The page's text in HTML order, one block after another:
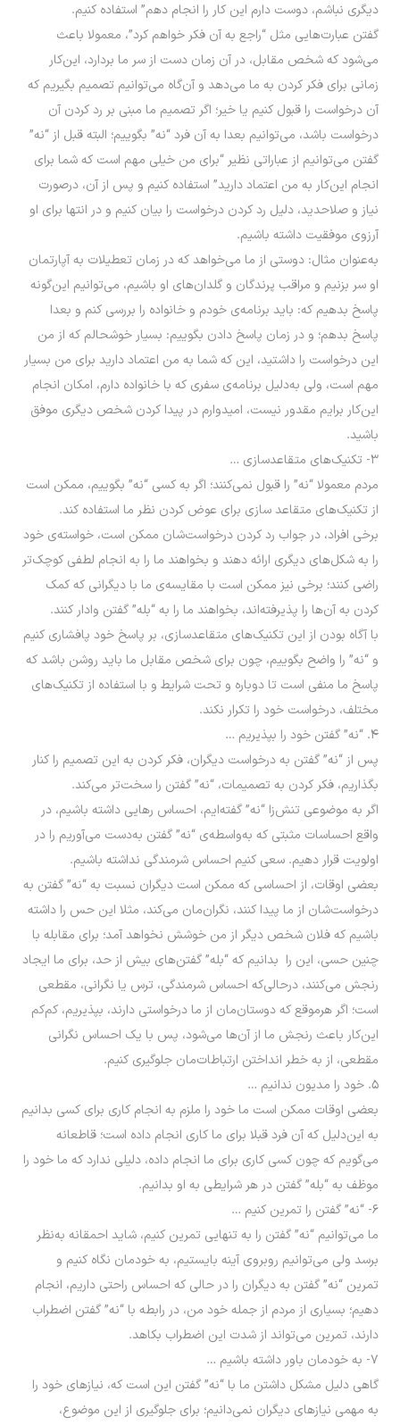
دیگری نباشم، دوست دارم این کار را انجام دهم” استفاده کنیم.
گفتن عبارت‌هایی مثل “راجع به آن فکر خواهم کرد”، معمولا باعث
می‌شود که شخص مقابل، در آن زمان دست از سر ما بردارد، این‌کار
زمانی برای فکر کردن به ما می‌دهد و آن‌گاه می‌توانیم تصمیم بگیریم که
آن درخواست را قبول کنیم یا خیر؛ اگر تصمیم ما مبنی بر رد کردن آن
درخواست باشد، می‌توانیم بعدا به آن فرد “نه” بگوییم؛ البته قبل از “نه”
گفتن می‌توانیم از عباراتی نظیر “برای من خیلی مهم است که شما برای
انجام این‌کار به من اعتماد دارید” استفاده کنیم و پس از آن، درصورت
نیاز و صلاحدید، دلیل رد کردن درخواست را بیان کنیم و در انتها برای او
آرزوی موفقیت داشته باشیم.
به‌عنوان مثال: دوستی از ما می‌خواهد که در زمان تعطیلات به آپارتمان
او سر بزنیم و مراقب پرندگان و گلدان‌های او باشیم، می‌توانیم این‌گونه
پاسخ بدهیم که: باید برنامه‌ی خودم و خانواده را بررسی کنم و بعدا
پاسخ بدهم؛ و در زمان پاسخ دادن بگوییم: بسیار خوشحالم که از من
این درخواست را داشتید، این که شما به من اعتماد دارید برای من بسیار
مهم است، ولی به‌دلیل برنامه‌ی سفری که با خانواده دارم، امکان انجام
این‌کار برایم مقدور نیست، امیدوارم در پیدا کردن شخص دیگری موفق
باشید.
۳- تکنیک‌های متقاعدسازی …
مردم معمولا “نه” را قبول نمی‌کنند؛ اگر به کسی “نه” بگوییم، ممکن است
از تکنیک‌های متقاعد سازی برای عوض کردن نظر ما استفاده کند.
برخی افراد، در جواب رد کردن درخواست‌شان ممکن است، خواسته‌ی خود
را به شکل‌های دیگری ارائه دهند و بخواهند ما را به انجام لطفی کوچک‌تر
راضی کنند؛ برخی نیز ممکن است با مقایسه‌ی ما با دیگرانی که کمک
کردن به آن‌ها را پذیرفته‌اند، بخواهند ما را به “بله” گفتن وادار کنند.
با آگاه بودن از این تکنیک‌های متقاعدسازی، بر پاسخ خود پافشاری کنیم
و “نه” را واضح بگوییم، چون برای شخص مقابل ما باید روشن باشد که
پاسخ ما منفی است تا دوباره و تحت شرایط و با استفاده از تکنیک‌های
مختلف، درخواست خود را تکرار نکند.
۴. “نه” گفتن خود را بپذیریم …
پس از “نه” گفتن به درخواست دیگران، فکر کردن به این تصمیم را کنار
بگذاریم، فکر کردن به تصمیمات، “نه” گفتن را سخت‌تر می‌کند.
اگر به موضوعی تنش‌زا “نه” گفته‌ایم، احساس رهایی داشته باشیم، در
واقع احساسات مثبتی که به‌واسطه‌ی “نه” گفتن به‌دست می‌آوریم را در
اولویت قرار دهیم. سعی کنیم احساس شرمندگی نداشته باشیم.
بعضی اوقات، از احساسی که ممکن است دیگران نسبت به “نه” گفتن به
درخواست‌شان از ما پیدا کنند، نگران‌مان می‌کند، مثلا این حس را داشته
باشیم که فلان شخص دیگر از من خوشش نخواهد آمد؛ برای مقابله با
چنین حسی، این را بدانیم که “بله” گفتن‌های بیش از حد، برای ما ایجاد
رنجش می‌کنند، درحالی‌که احساس شرمندگی، ترس یا نگرانی، مقطعی
است؛ اگر هرموقع که دوستان‌مان از ما درخواستی دارند، بپذیریم، کم‌کم
این‌کار باعث رنجش ما از آن‌ها می‌شود، پس با یک احساس نگرانی
مقطعی، از به خطر انداختن ارتباطات‌مان جلوگیری کنیم.
۵. خود را مدیون ندانیم …
بعضی اوقات ممکن است ما خود را ملزم به انجام کاری برای کسی بدانیم
به این‌دلیل که آن فرد قبلا برای ما کاری انجام داده است؛ قاطعانه
می‌گویم که چون کسی کاری برای ما انجام داده، دلیلی ندارد که ما خود را
موظف به “بله” گفتن در هر شرایطی به او بدانیم.
۶- “نه” گفتن را تمرین کنیم …
ما می‌توانیم “نه” گفتن را به تنهایی تمرین کنیم، شاید احمقانه به‌نظر
برسد ولی می‌توانیم روبروی آینه بایستیم، به خودمان نگاه کنیم و
تمرین “نه” گفتن به دیگران را در حالی که احساس راحتی داریم، انجام
دهیم؛ بسیاری از مردم از جمله خود من، در رابطه با “نه” گفتن اضطراب
دارند، تمرین می‌تواند از شدت این اضطراب بکاهد.
۷- به خودمان باور داشته باشیم …
گاهی دلیل مشکل داشتن ما با “نه” گفتن این است که، نیازهای خود را
به مهمی نیازهای دیگران نمی‌دانیم؛ برای جلوگیری از این موضوع،